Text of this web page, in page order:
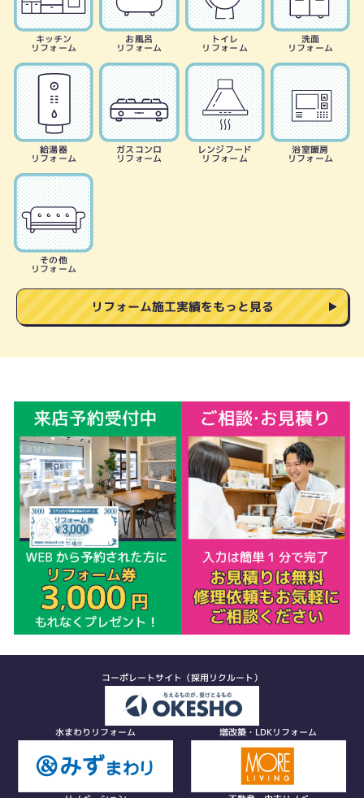
キッチン
リフォーム
お風呂
リフォーム
トイレ
リフォーム
洗面
リフォーム
給湯器
リフォーム
ガスコンロ
リフォーム
レンジフード
リフォーム
浴室暖房
リフォーム
その他
リフォーム
リフォーム施工実績をもっと見る
コーポレートサイト（採用リクルート）
水まわりリフォーム 増改築・LDKリフォーム